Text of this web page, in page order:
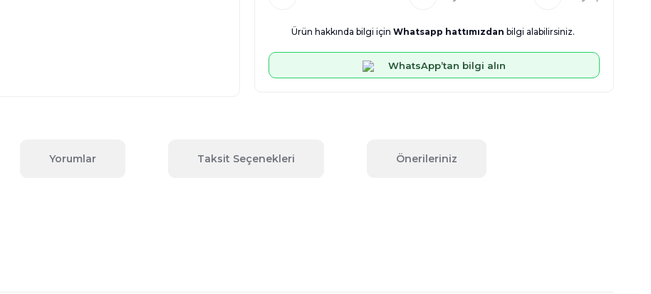
Ürün hakkında bilgi için Whatsapp hattımızdan bilgi alabilirsiniz.
WhatsApp’tan bilgi alın
Yorumlar Taksit Seçenekleri Önerileriniz